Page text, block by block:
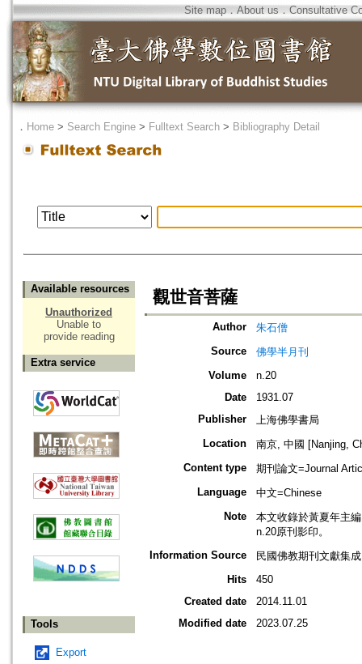
Site map．About us ． Consultative
． Home > Search Engine > Fulltext Search > Bibliography Detail
Available resources
Unauthorized
Unable to
provide reading
Extra service
Tools
Export
觀世音菩薩
Author
朱石僧
Source
佛學半月刊
Volume
n.20
Date
1931.07
Publisher
上海佛學書局
Location
南京, 中國 [Nanjing,
Content type
期刊論文=Journal
Language
中文=Chinese
Note
本文收錄於黃夏年主
n.20原刊影印。
Information Source
民國佛教期刊文獻集
Hits
450
Created date
2014.11.01
Modified date
2023.07.25